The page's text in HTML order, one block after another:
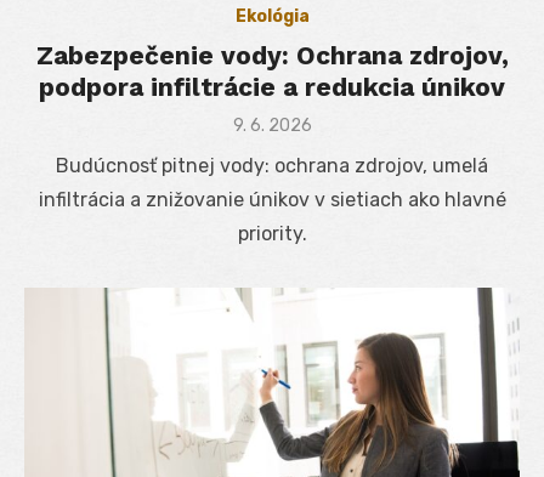
Ekológia
Zabezpečenie vody: Ochrana zdrojov,
podpora infiltrácie a redukcia únikov
Posted
9. 6. 2026
Budúcnosť pitnej vody: ochrana zdrojov, umelá
infiltrácia a znižovanie únikov v sietiach ako hlavné
priority.